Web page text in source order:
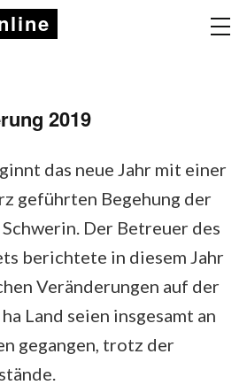
2019
das neue Jahr mit einer
geführten Begehung der
Der Betreuer des
berichtete in diesem Jahr
Veränderungen auf der
Land seien insgesamt an
gegangen, trotz der